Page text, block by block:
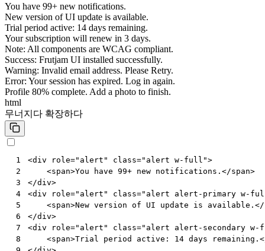
You have 99+ new notifications.
New version of UI update is available.
Trial period active: 14 days remaining.
Your subscription will renew in 3 days.
Note: All components are WCAG compliant.
Success: Frutjam UI installed successfully.
Warning: Invalid email address. Please Retry.
Error: Your session has expired. Log in again.
Profile 80% complete. Add a photo to finish.
html
무너지다 확장하다
1
2
3
4
5
6
7
8
<div role="alert" class="alert w-full">
<span>You have 99+ new notifications. </span>
</div>
<div role="alert" class="alert alert-primary w-
<span>New version of UI update is available. </
</div>
<div role="alert" class="alert alert-secondary
<span>Trial period active: 14 days remaining.